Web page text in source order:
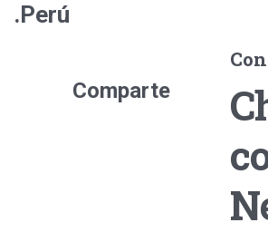
.Perú
Comparte